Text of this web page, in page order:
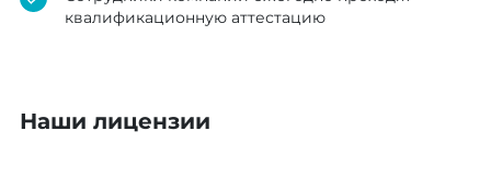
квалификационную аттестацию
Наши лицензии